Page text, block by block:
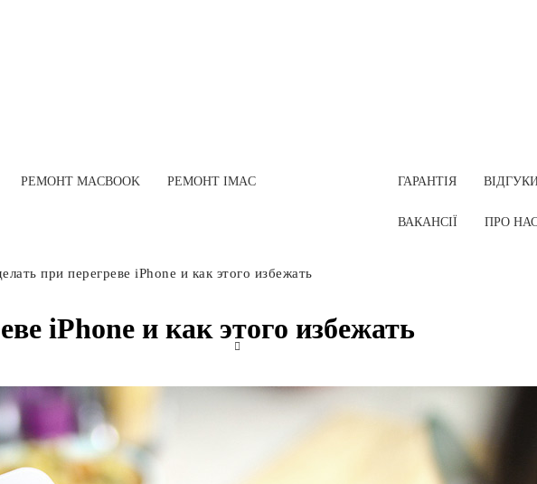
РЕМОНТ MACBOOK РЕМОНТ IMAC ГАРАНТІЯ
ВАКАНСІЇ ПРО
при перегреве iPhone и как этого избежать
iPhone и как этого избежать